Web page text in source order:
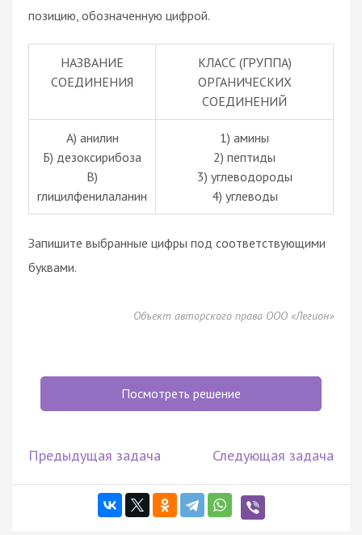
позицию, обозначенную цифрой.
НАЗВАНИЕ
СОЕДИНЕНИЯ
КЛАСС (ГРУППА)
ОРГАНИЧЕСКИХ
СОЕДИНЕНИЙ
А) анилин
Б) дезоксирибоза
В)
глицилфенилаланин
1) амины
2) пептиды
3) углеводороды
4) углеводы
Запишите выбранные цифры под соответствующими
буквами.
Объект авторского права ООО «Легион»
Посмотреть решение
Предыдущая задача Следующая задача